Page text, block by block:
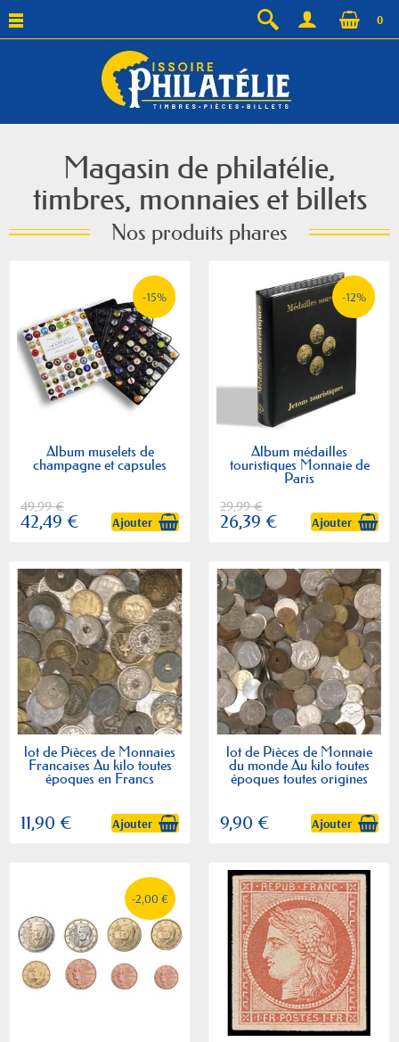
0
Magasin de philatélie,
timbres, monnaies et billets
Nos produits phares
-15%
Album muselets de
champagne et capsules
49,99 €
42,49 € Ajouter
-12%
Album médailles
touristiques Monnaie de
Paris
29,99 €
26,39 € Ajouter
lot de Pièces de Monnaies
Francaises Au kilo toutes
époques en Francs
11,90 € Ajouter
lot de Pièces de Monnaie
du monde Au kilo toutes
époques toutes origines
9,90 € Ajouter
-2,00 €